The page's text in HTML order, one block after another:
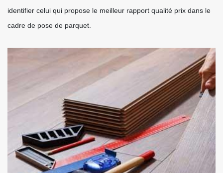
identifier celui qui propose le meilleur rapport qualité prix dans le
cadre de pose de parquet.